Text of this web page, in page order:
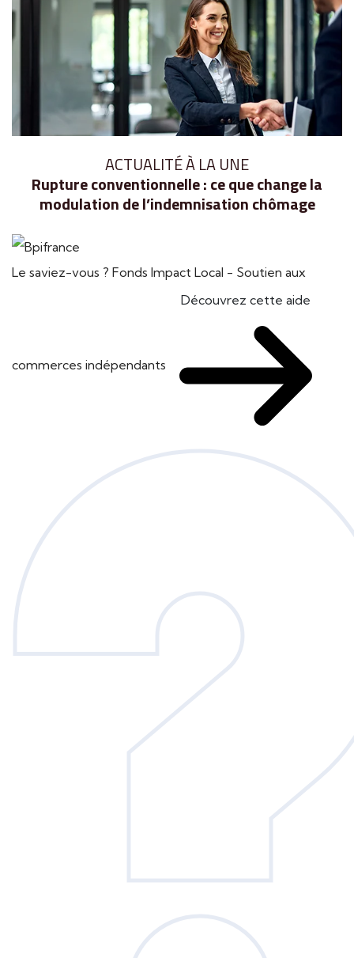
ACTUALITÉ À LA UNE
Rupture conventionnelle : ce que change la
modulation de l’indemnisation chômage
Le saviez-vous ? Fonds Impact Local - Soutien aux
commerces indépendants
Découvrez cette aide